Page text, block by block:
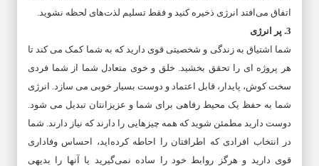
اتفاق می‌افتد انرژی ذخیره کنید و فقط تسلیم لذت‌های لحظه نشوید.
3. پر انرژی
شما اشتیاق به زندگی و شخصیتی قوی دارید که به شما کمک می کند تا
هر پروژه ای را تحقق بخشید. خلق و خوی متعادل شما از شما فردی
سخت کوش، پایدار، قابل اعتماد و دوست بسیار خوبی می سازد. انرژی
شما به حفظ یک محیط رفاهی برای شما و عزیزانتان تبدیل می شود.
دوست دارید مطمئن شوید که همه چیزهایی را دارند که نیاز دارند. شما
در انتخاب افرادی که اطرافتان را احاطه کرده‌اید، احساس وفاداری
قوی دارید و هرگز روابط خود را ساده نمی‌گیرید یا آنها را بدیهی